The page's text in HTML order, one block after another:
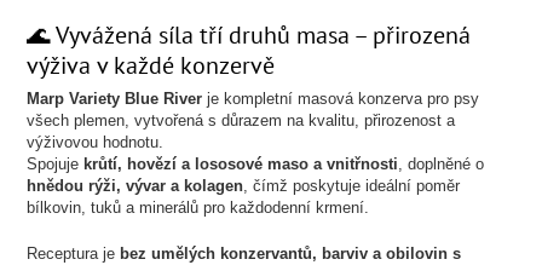
🌊 Vyvážená síla tří druhů masa – přirozená
výživa v každé konzervě
Marp Variety Blue River je kompletní masová konzerva pro psy
všech plemen, vytvořená s důrazem na kvalitu, přirozenost a
výživovou hodnotu.
Spojuje krůtí, hovězí a lososové maso a vnitřnosti, doplněné o
hnědou rýži, vývar a kolagen, čímž poskytuje ideální poměr
bílkovin, tuků a minerálů pro každodenní krmení.
Receptura je bez umělých konzervantů, barviv a obilovin s